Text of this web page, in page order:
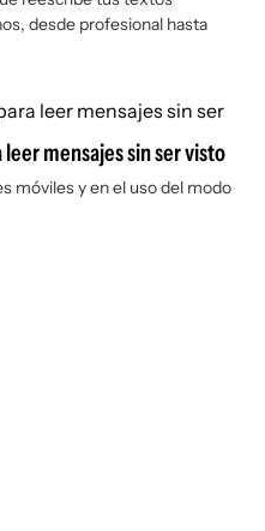
desde profesional hasta
mensajes sin ser visto
móviles y en el uso del modo